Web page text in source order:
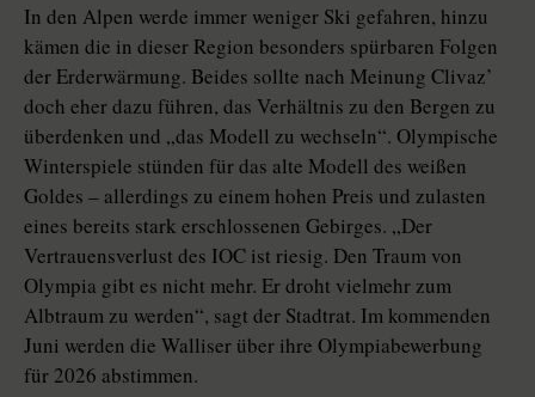
In den Alpen werde immer weniger Ski gefahren, hinzu
kämen die in dieser Region besonders spürbaren Folgen
der Erderwärmung. Beides sollte nach Meinung Clivaz’
doch eher dazu führen, das Verhältnis zu den Bergen zu
überdenken und „das Modell zu wechseln“. Olympische
Winterspiele stünden für das alte Modell des weißen
Goldes – allerdings zu einem hohen Preis und zulasten
eines bereits stark erschlossenen Gebirges. „Der
Vertrauensverlust des IOC ist riesig. Den Traum von
Olympia gibt es nicht mehr. Er droht vielmehr zum
Albtraum zu werden“, sagt der Stadtrat. Im kommenden
Juni werden die Walliser über ihre Olympiabewerbung
für 2026 abstimmen.